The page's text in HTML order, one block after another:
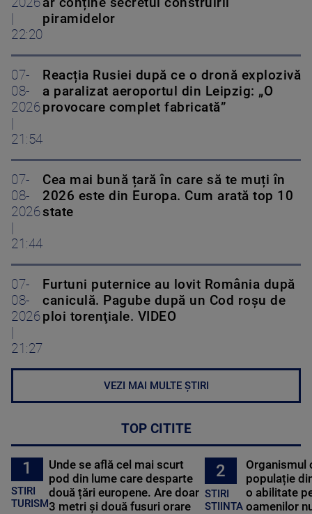
22:20
piramidelor
07-
08-
2026
21:54
Reacția Rusiei după ce o dronă explozivă
a paralizat aeroportul din Leipzig: „O
provocare complet fabricată”
07-
08-
2026
21:44
Cea mai bună țară în care să te muți în
2026 este din Europa. Cum arată top 10
state
07-
08-
2026
21:27
Furtuni puternice au lovit România după
caniculă. Pagube după un Cod roşu de
ploi torenţiale. VIDEO
VEZI MAI MULTE ȘTIRI
TOP CITITE
1
STIRI
TURISM
Unde se află cel mai scurt
pod din lume care desparte
două țări europene. Are doar
3 metri și două fusuri orare
2
STIRI
STIINTA
Organismul
populație
o abilitate
oamenilor